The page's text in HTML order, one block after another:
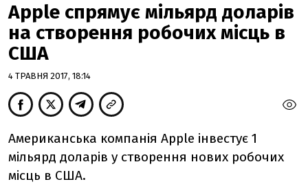
Apple спрямує мільярд доларів
на створення робочих місць в
США
4 ТРАВНЯ 2017, 18:14
Американська компанія Apple інвестує 1
мільярд доларів у створення нових робочих
місць в США.